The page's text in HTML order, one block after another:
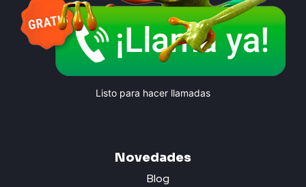
Listo para hacer llamadas
Novedades
Blog